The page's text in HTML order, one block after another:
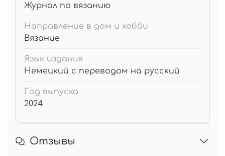
Журнал по вязанию
Направление в дом и хобби
Вязание
Язык издания
Немецкий с переводом на русский
Год выпуска
2024
Отзывы